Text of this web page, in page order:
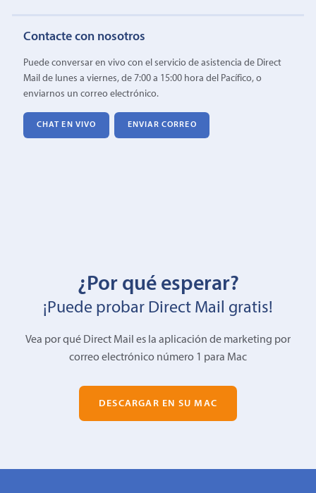
Contacte con nosotros
Puede conversar en vivo con el servicio de asistencia de Direct
Mail de lunes a viernes, de 7:00 a 15:00 hora del Pacífico, o
enviarnos un correo electrónico.
CHAT EN VIVO ENVIAR CORREO
¿Por qué esperar?
¡Puede probar Direct Mail gratis!
Vea por qué Direct Mail es la aplicación de marketing por
correo electrónico número 1 para Mac
DESCARGAR EN SU MAC